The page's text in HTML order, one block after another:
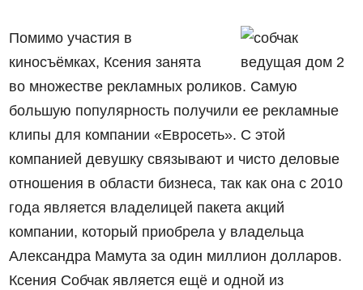
Помимо участия в
киносъёмках, Ксения занята
во множестве рекламных роликов. Самую
большую популярность получили ее рекламные
клипы для компании «Евросеть». С этой
компанией девушку связывают и чисто деловые
отношения в области бизнеса, так как она с 2010
года является владелицей пакета акций
компании, который приобрела у владельца
Александра Мамута за один миллион долларов.
Ксения Собчак является ещё и одной из